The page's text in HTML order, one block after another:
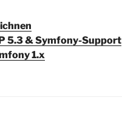
5.3 & Symfony-Support
1.x